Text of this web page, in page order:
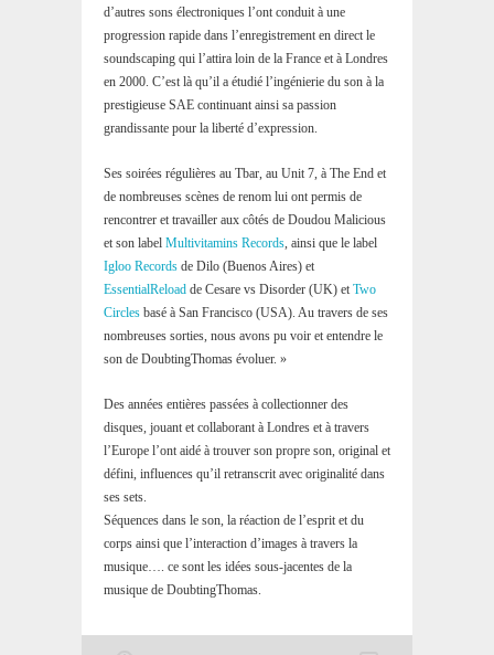
d’autres sons électroniques l’ont conduit à une
progression rapide dans l’enregistrement en direct le
soundscaping qui l’attira loin de la France et à Londres
en 2000. C’est là qu’il a étudié l’ingénierie du son à la
prestigieuse SAE continuant ainsi sa passion
grandissante pour la liberté d’expression.
Ses soirées régulières au Tbar, au Unit 7, à The End et
de nombreuses scènes de renom lui ont permis de
rencontrer et travailler aux côtés de Doudou Malicious
et son label Multivitamins Records , ainsi que le label
Igloo Records de Dilo (Buenos Aires) et
EssentialReload de Cesare vs Disorder (UK) et Two
Circles basé à San Francisco (USA). Au travers de ses
nombreuses sorties, nous avons pu voir et entendre le
son de DoubtingThomas évoluer. »
Des années entières passées à collectionner des
disques, jouant et collaborant à Londres et à travers
l’Europe l’ont aidé à trouver son propre son, original et
défini, influences qu’il retranscrit avec originalité dans
ses sets.
Séquences dans le son, la réaction de l’esprit et du
corps ainsi que l’interaction d’images à travers la
musique…. ce sont les idées sous-jacentes de la
musique de DoubtingThomas.